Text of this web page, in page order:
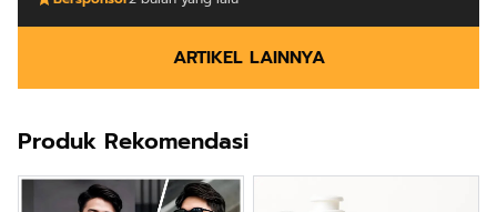
ARTIKEL LAINNYA
Produk Rekomendasi